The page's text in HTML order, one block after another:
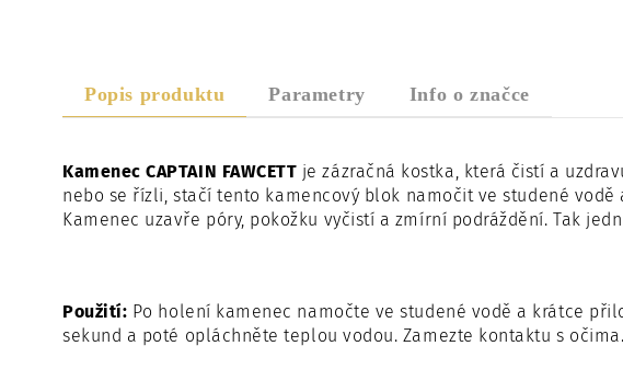
Popis produktu Parametry Info o značce
Kamenec CAPTAIN FAWCETT je zázračná kostka, která čistí a
nebo se řízli, stačí tento kamencový blok namočit ve studené
Kamenec uzavře póry, pokožku vyčistí a zmírní podráždění. Tak
Použití: Po holení kamenec namočte ve studené vodě a krátce
sekund a poté opláchněte teplou vodou. Zamezte kontaktu s